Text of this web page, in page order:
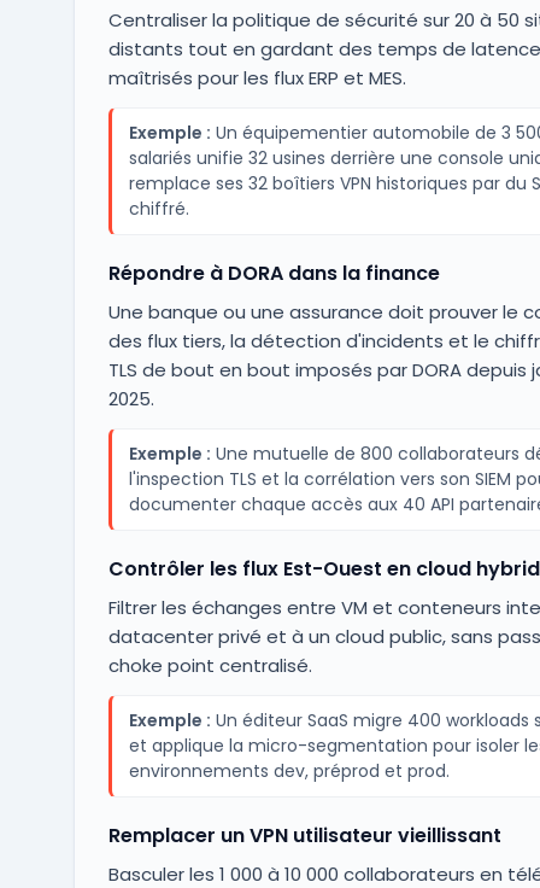
Centraliser la politique de sécurité sur 20 à 50
distants tout en gardant des temps de latence
maîtrisés pour les flux ERP et MES.
Exemple : Un équipementier automobile de 3
salariés unifie 32 usines derrière une console
remplace ses 32 boîtiers VPN historiques par du
chiffré.
Répondre à DORA dans la finance
Une banque ou une assurance doit prouver le
des flux tiers, la détection d'incidents et le
TLS de bout en bout imposés par DORA depuis
2025.
Exemple : Une mutuelle de 800 collaborateurs
l'inspection TLS et la corrélation vers son SIEM
documenter chaque accès aux 40 API
Contrôler les flux Est-Ouest en cloud
Filtrer les échanges entre VM et conteneurs
datacenter privé et à un cloud public, sans
choke point centralisé.
Exemple : Un éditeur SaaS migre 400 workloads
et applique la micro-segmentation pour isoler
environnements dev, préprod et prod.
Remplacer un VPN utilisateur vieillissant
Basculer les 1 000 à 10 000 collaborateurs en